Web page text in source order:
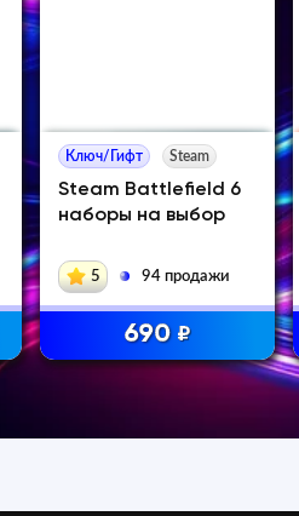
Ключ/Гифт Steam
Steam Battlefield 6
наборы на выбор
5 94 продажи
690 ₽